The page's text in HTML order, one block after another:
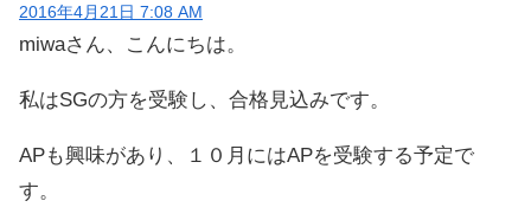
2016年4月21日 7:08 AM
miwaさん、こんにちは。
私はSGの方を受験し、合格見込みです。
APも興味があり、１０月にはAPを受験する予定で
す。